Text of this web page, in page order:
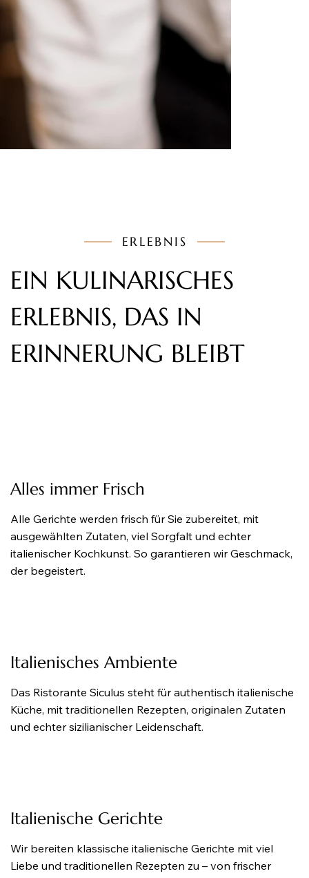
ERLEBNIS
EIN KULINARISCHES
ERLEBNIS, DAS IN
ERINNERUNG BLEIBT
Alles immer Frisch
Alle Gerichte werden frisch für Sie zubereitet, mit
ausgewählten Zutaten, viel Sorgfalt und echter
italienischer Kochkunst. So garantieren wir Geschmack,
der begeistert.
Italienisches Ambiente
Das Ristorante Siculus steht für authentisch italienische
Küche, mit traditionellen Rezepten, originalen Zutaten
und echter sizilianischer Leidenschaft.
Italienische Gerichte
Wir bereiten klassische italienische Gerichte mit viel
Liebe und traditionellen Rezepten zu – von frischer